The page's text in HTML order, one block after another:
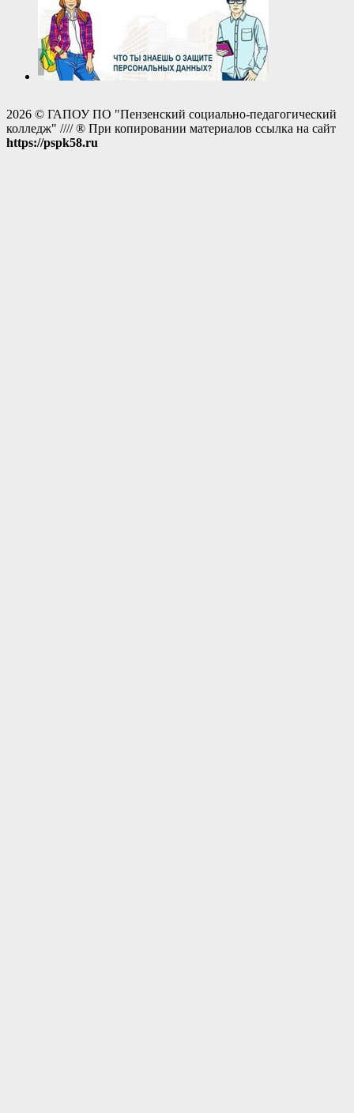
2026 © ГАПОУ ПО "Пензенский социально-педагогический
колледж" //// ® При копировании материалов ссылка на сайт
https://pspk58.ru